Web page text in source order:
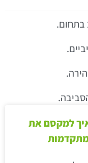
בתחום.
למקסם את